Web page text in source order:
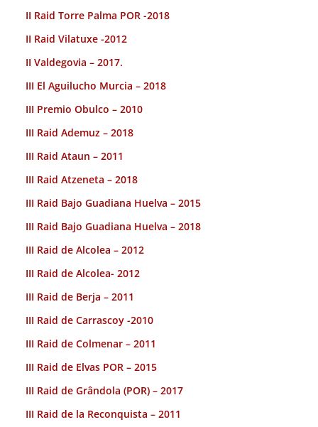
II Raid Torre Palma POR -2018
II Raid Vilatuxe -2012
II Valdegovia – 2017.
III El Aguilucho Murcia – 2018
III Premio Obulco – 2010
III Raid Ademuz – 2018
III Raid Ataun – 2011
III Raid Atzeneta – 2018
III Raid Bajo Guadiana Huelva – 2015
III Raid Bajo Guadiana Huelva – 2018
III Raid de Alcolea – 2012
III Raid de Alcolea- 2012
III Raid de Berja – 2011
III Raid de Carrascoy -2010
III Raid de Colmenar – 2011
III Raid de Elvas POR – 2015
III Raid de Grândola (POR) – 2017
III Raid de la Reconquista – 2011